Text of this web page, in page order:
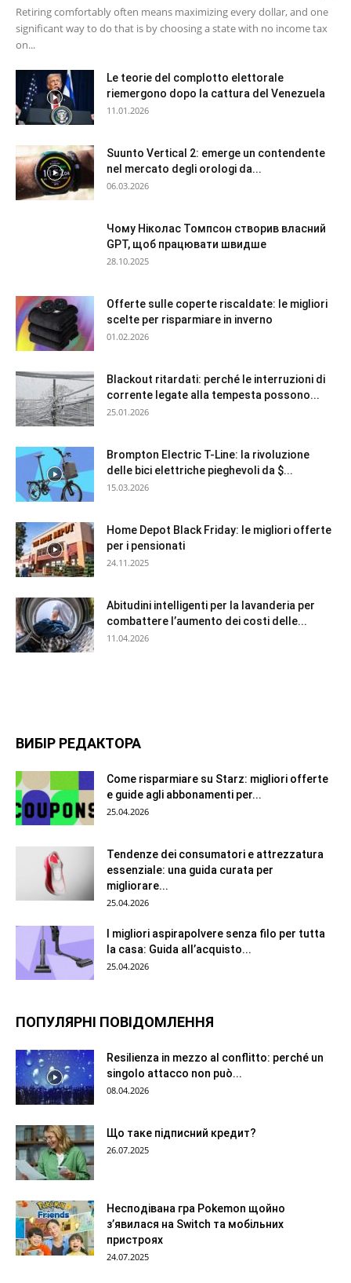
Retiring comfortably often means maximizing every dollar, and one
significant way to do that is by choosing a state with no income tax
on...
Le teorie del complotto elettorale
riemergono dopo la cattura del Venezuela
11.01.2026
Suunto Vertical 2: emerge un contendente
nel mercato degli orologi da...
06.03.2026
Чому Ніколас Томпсон створив власний
GPT, щоб працювати швидше
28.10.2025
Offerte sulle coperte riscaldate: le migliori
scelte per risparmiare in inverno
01.02.2026
Blackout ritardati: perché le interruzioni di
corrente legate alla tempesta possono...
25.01.2026
Brompton Electric T-Line: la rivoluzione
delle bici elettriche pieghevoli da $...
15.03.2026
Home Depot Black Friday: le migliori offerte
per i pensionati
24.11.2025
Abitudini intelligenti per la lavanderia per
combattere l’aumento dei costi delle...
11.04.2026
ВИБІР РЕДАКТОРА
Come risparmiare su Starz: migliori offerte
e guide agli abbonamenti per...
25.04.2026
Tendenze dei consumatori e attrezzatura
essenziale: una guida curata per
migliorare...
25.04.2026
I migliori aspirapolvere senza filo per tutta
la casa: Guida all’acquisto...
25.04.2026
ПОПУЛЯРНІ ПОВІДОМЛЕННЯ
Resilienza in mezzo al conflitto: perché un
singolo attacco non può...
08.04.2026
Що таке підписний кредит?
26.07.2025
Несподівана гра Pokemon щойно
з’явилася на Switch та мобільних
пристроях
24.07.2025